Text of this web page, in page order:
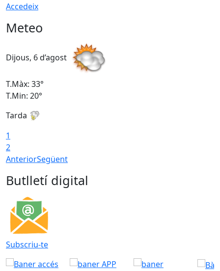
Accedeix
Meteo
Dijous, 6 d’agost
T.Màx: 33°
T.Min: 20°
Tarda
1
2
AnteriorSegüent
Butlletí digital
Subscriu-te